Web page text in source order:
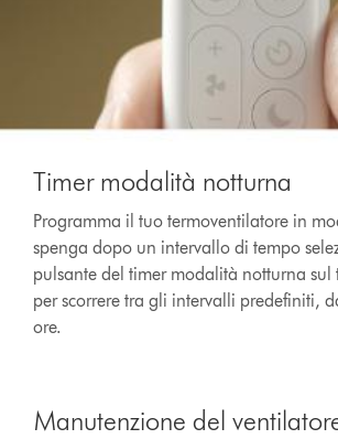
Timer modalità notturna
Programma il tuo termoventilatore in
spenga dopo un intervallo di tempo
pulsante del timer modalità notturna sul
per scorrere tra gli intervalli predefiniti,
ore.
Manutenzione del